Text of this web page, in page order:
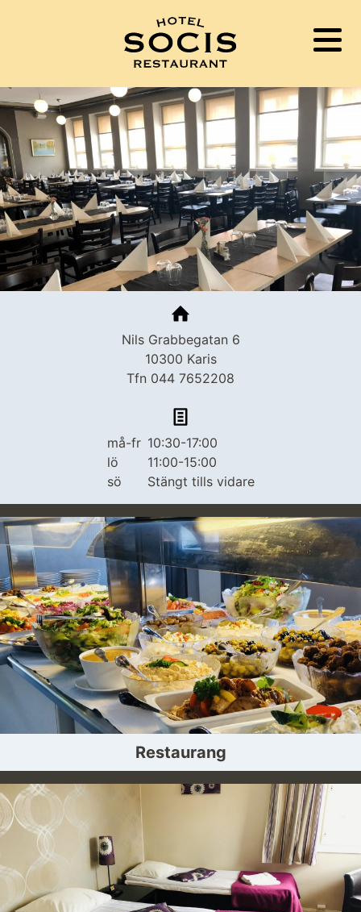
PUB NORRIS
HOTELL
CATERING
UTRYMMEN
SVENSKA
Nils Grabbegatan 6
10300 Karis
Tfn 044 7652208
må-fr
lö
sö
10:30-17:00
11:00-15:00
Stängt tills vidare
Restaurang